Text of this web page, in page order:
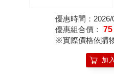
優惠時間：2026/
優惠組合價： 75
※實際價格依購
加